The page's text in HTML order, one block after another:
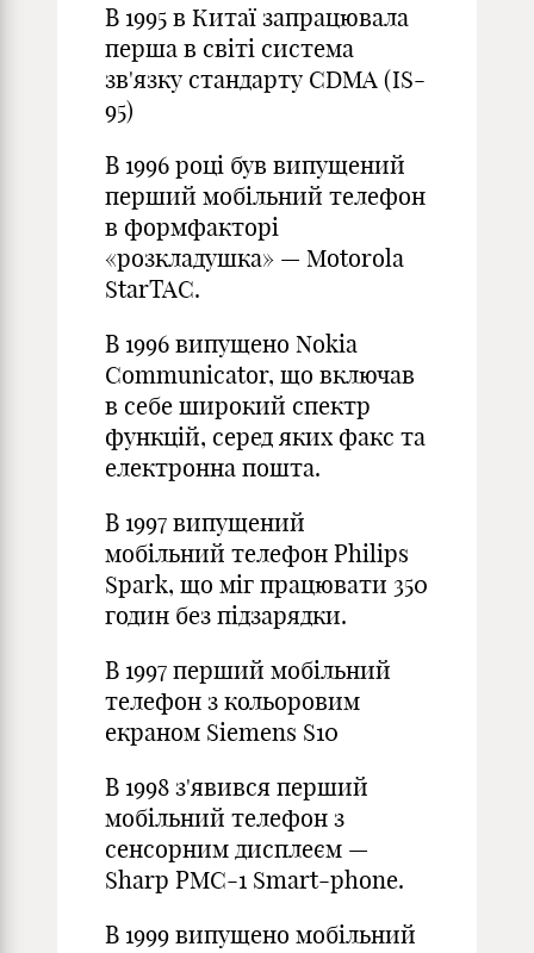
В 1995 в Китаї запрацювала
перша в світі система
зв'язку стандарту CDMA (IS-
95)
В 1996 році був випущений
перший мобільний телефон
в формфакторі
«розкладушка» — Motorola
StarTAC.
В 1996 випущено Nokia
Communicator, що включав
в себе широкий спектр
функцій, серед яких факс та
електронна пошта.
В 1997 випущений
мобільний телефон Philips
Spark, що міг працювати 350
годин без підзарядки.
В 1997 перший мобільний
телефон з кольоровим
екраном Siemens S10
В 1998 з'явився перший
мобільний телефон з
сенсорним дисплеєм —
Sharp PMC-1 Smart-phone.
В 1999 випущено мобільний